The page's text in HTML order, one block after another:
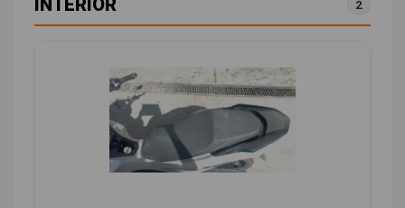
INTERIOR 2